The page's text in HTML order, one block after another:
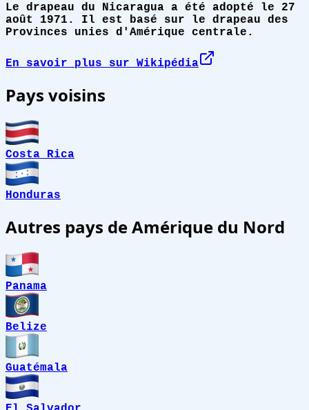
Le drapeau du Nicaragua a été adopté le 27
août 1971. Il est basé sur le drapeau des
Provinces unies d'Amérique centrale.
En savoir plus sur Wikipédia
Pays voisins
Costa Rica
Honduras
Autres pays de Amérique du Nord
Panama
Belize
Guatémala